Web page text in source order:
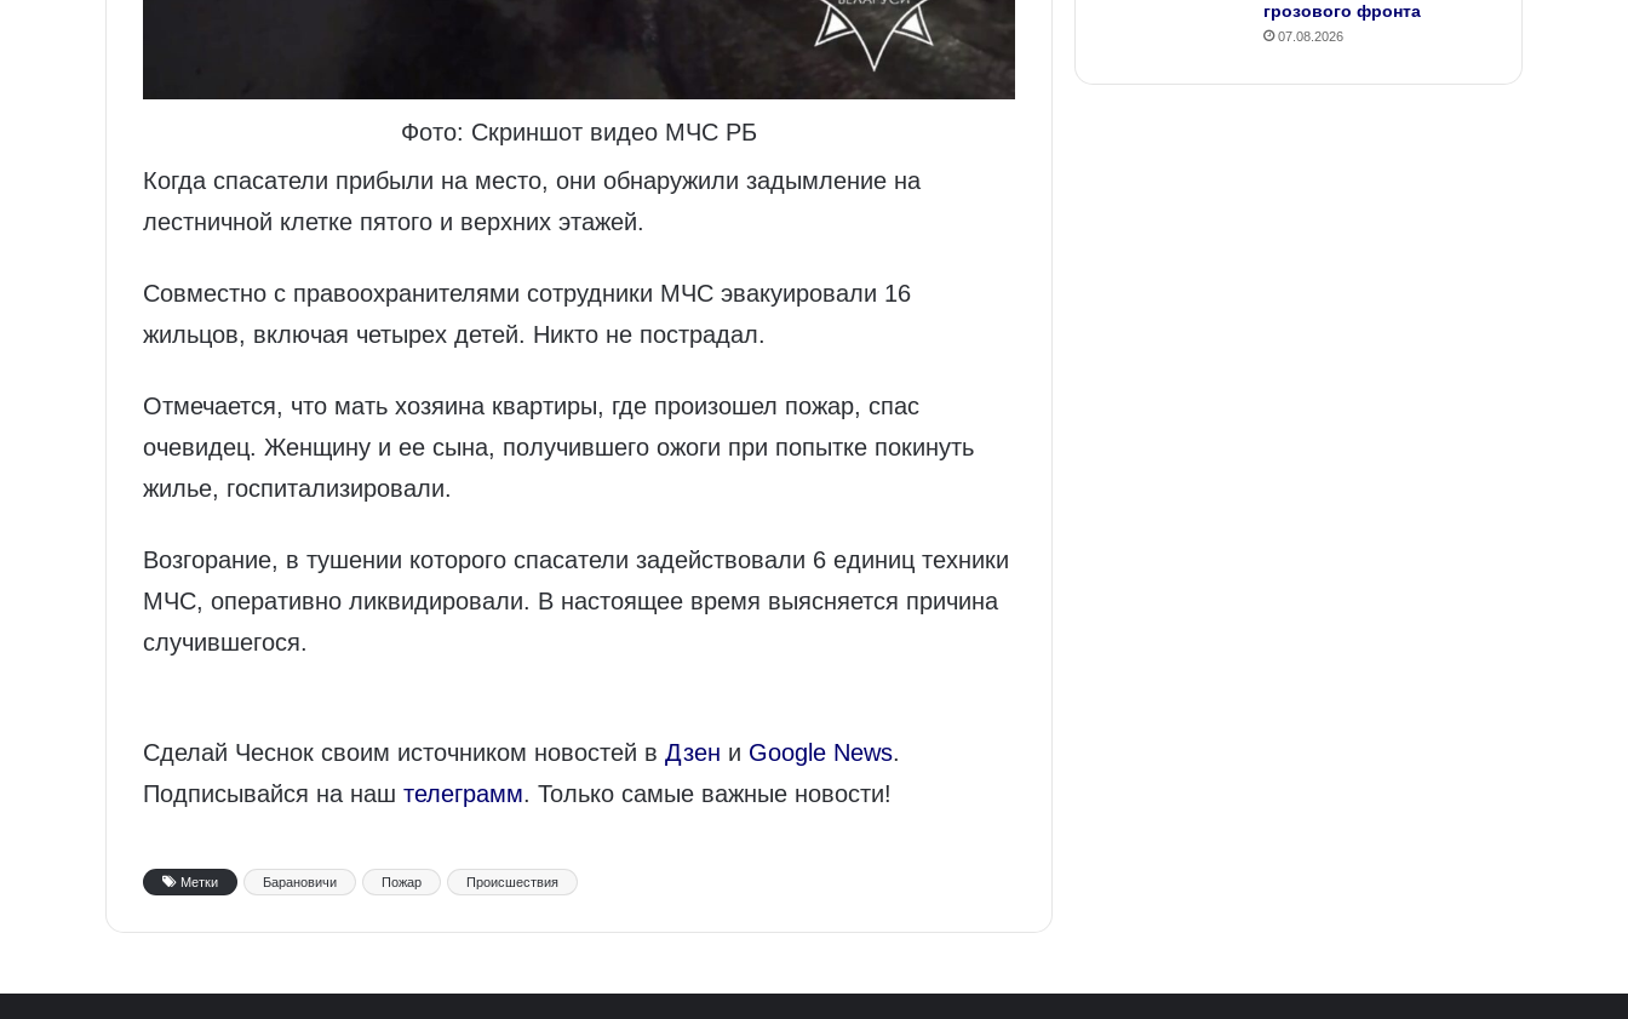
Фото: Скриншот видео МЧС РБ
Когда спасатели прибыли на место, они обнаружили задымление на
лестничной клетке пятого и верхних этажей.
Совместно с правоохранителями сотрудники МЧС эвакуировали 16
жильцов, включая четырех детей. Никто не пострадал.
Отмечается, что мать хозяина квартиры, где произошел пожар, спас
очевидец. Женщину и ее сына, получившего ожоги при попытке покинуть
жилье, госпитализировали.
Возгорание, в тушении которого спасатели задействовали 6 единиц техники
МЧС, оперативно ликвидировали. В настоящее время выясняется причина
случившегося.
Сделай Чеснок своим источником новостей в Дзен и Google News.
Подписывайся на наш телеграмм. Только самые важные новости!
Метки Барановичи Пожар Происшествия
грозового фронта
07.08.2026